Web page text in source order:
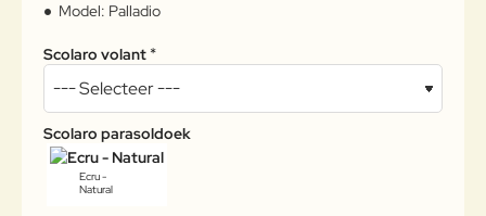
Model: Palladio
Scolaro volant
Scolaro parasoldoek
Ecru -
Natural